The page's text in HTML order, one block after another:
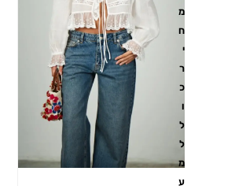
מ
ח
י
ר
כ
ו
ל
ל
מ
ע